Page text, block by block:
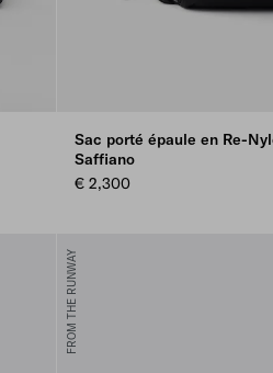
Sac porté épaule en Re-
Saffiano
€ 2,300
FROM THE RUNWAY